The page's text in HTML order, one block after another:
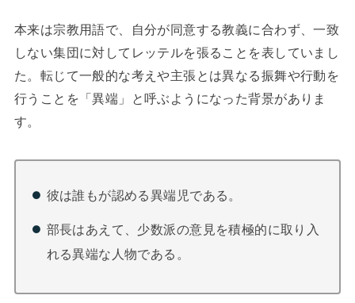
本来は宗教用語で、自分が同意する教義に合わず、一致
しない集団に対してレッテルを張ることを表していまし
た。転じて一般的な考えや主張とは異なる振舞や行動を
行うことを「異端」と呼ぶようになった背景がありま
す。
彼は誰もが認める異端児である。
部長はあえて、少数派の意見を積極的に取り入
れる異端な人物である。